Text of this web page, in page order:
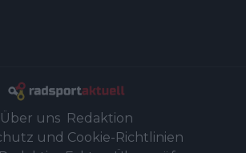
Über uns Redaktion
und Cookie-Richtlinien